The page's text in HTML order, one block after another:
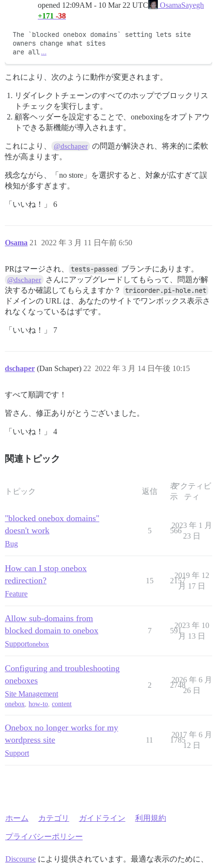
opened 12:09AM - 10 Mar 22 UTC
OsamaSayegh
+171 -38
The `blocked onebox domains` setting lets site
owners change what sites
are all …
これにより、次のように動作が変更されます。
リダイレクトチェーンのすべてのホップでブロックリス
トチェックを実行します。
顧客ヘッダーを設定することで、oneboxingをオプトアウ
トできる新機能が導入されます。
これにより、 @dschaper の問題が解決され、将来的に柔軟
性が高まります。
残念ながら、「no store」を選択すると、対象が広すぎて誤
検知が多すぎます。
「いいね！」 6
Osama 2022 年 3 月 11 日午前 6:50
21
PRはマージされ、 tests-passed ブランチにあります。
@dschaper
さんにアップグレードしてもらって、問題が解
決するか確認してもらえますか？
tricorder.pi-hole.net
ドメインの URL は、あなたのサイトでワンボックス表示さ
れなくなっているはずです。
「いいね！」 7
dschaper (Dan Schaper) 2022 年 3 月 14 日午後 10:15
22
すべて順調です！
皆さん、修正ありがとうございました。
「いいね！」 4
関連トピック
トピック 返信
表
示
アクティビ
ティ
"blocked onebox domains"
doesn't work
Bug
5 566
2023 年 1 月
23 日
How can I stop onebox
redirection?
Feature
15 2157
2019 年 12
月 17 日
Allow sub-domains from
blocked domain to onebox
Supportonebox
7 591
2023 年 10
月 13 日
Configuring and troubleshooting
oneboxes
Site Management
onebox, how-to, content
2 2748
2026 年 6 月
26 日
Onebox no longer works for my
wordpress site
Support
11 1785
2017 年 6 月
12 日
ホーム カテゴリ ガイドライン 利用規約
プライバシーポリシー
Discourseにより提供されています。最適な表示のために、